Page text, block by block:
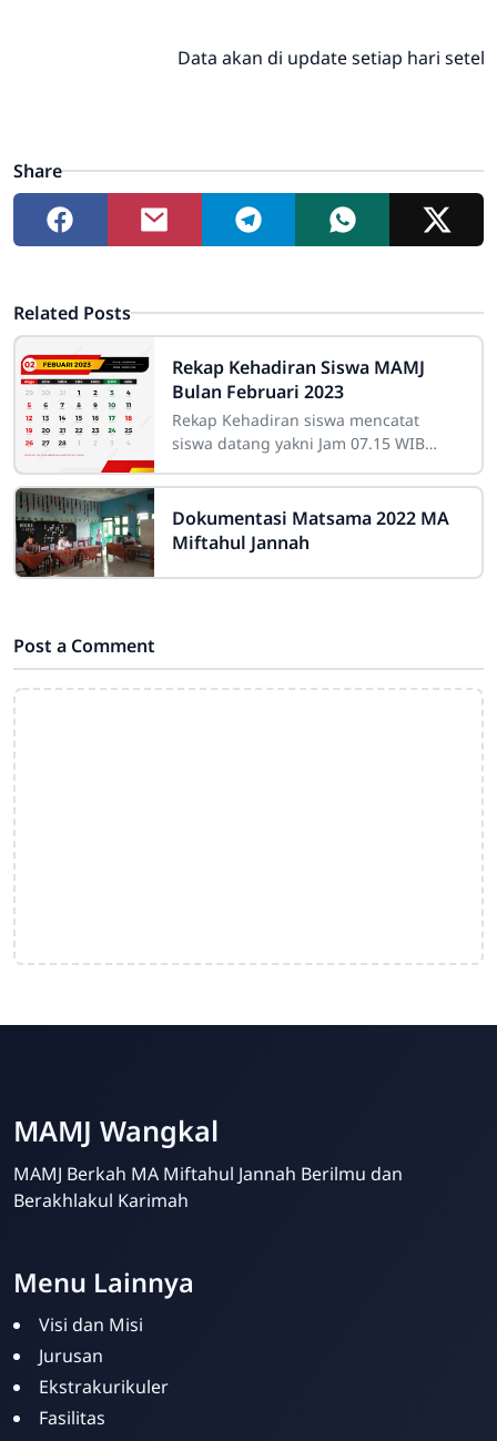
Data akan di update setiap hari setelah
Share
Related Posts
Rekap Kehadiran Siswa MAMJ
Bulan Februari 2023
Rekap Kehadiran siswa mencatat
siswa datang yakni Jam 07.15 WIB
dan pulang pada jam 12.15 WIB (Akhir
Pelajaran),
Dokumentasi Matsama 2022 MA
Miftahul Jannah
Post a Comment
MAMJ Wangkal
MAMJ Berkah MA Miftahul Jannah Berilmu dan
Berakhlakul Karimah
Menu Lainnya
Visi dan Misi
Jurusan
Ekstrakurikuler
Fasilitas